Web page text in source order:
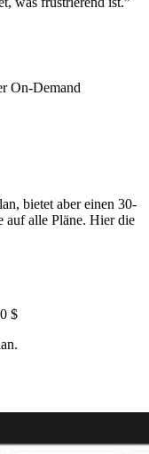
On-Demand
bietet aber einen 30-
auf alle Pläne. Hier die
$